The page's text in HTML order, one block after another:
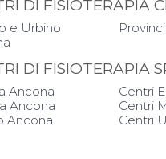
DI FISIOTERAPIA
e Urbino
DI FISIOTERAPIA
Ancona
Ancona
Ancona
Centri
Centri
Centri